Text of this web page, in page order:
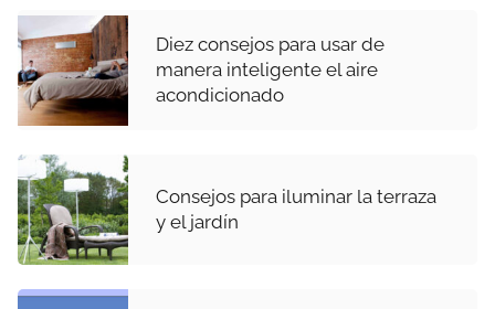
Diez consejos para usar de
manera inteligente el aire
acondicionado
Consejos para iluminar la terraza
y el jardín